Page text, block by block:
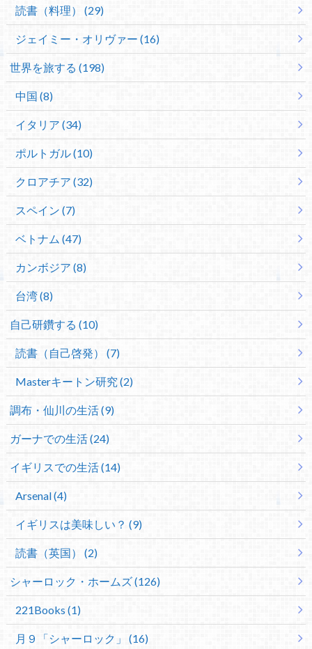
読書（料理） (29)
ジェイミー・オリヴァー (16)
世界を旅する (198)
中国 (8)
イタリア (34)
ポルトガル (10)
クロアチア (32)
スペイン (7)
ベトナム (47)
カンボジア (8)
台湾 (8)
自己研鑽する (10)
読書（自己啓発） (7)
Masterキートン研究 (2)
調布・仙川の生活 (9)
ガーナでの生活 (24)
イギリスでの生活 (14)
Arsenal (4)
イギリスは美味しい？ (9)
読書（英国） (2)
シャーロック・ホームズ (126)
221Books (1)
月９「シャーロック」 (16)